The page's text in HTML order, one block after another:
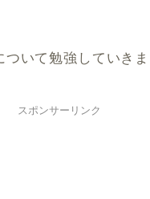
いて勉強していきま
スポンサーリンク